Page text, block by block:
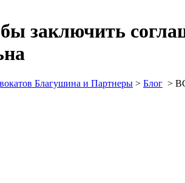
заключить
Благушина и Партнеры > Блог >